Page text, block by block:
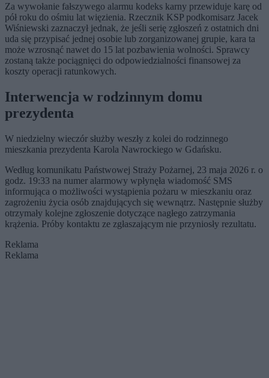
Za wywołanie fałszywego alarmu kodeks karny przewiduje karę od
pół roku do ośmiu lat więzienia. Rzecznik KSP podkomisarz Jacek
Wiśniewski zaznaczył jednak, że jeśli serię zgłoszeń z ostatnich dni
uda się przypisać jednej osobie lub zorganizowanej grupie, kara ta
może wzrosnąć nawet do 15 lat pozbawienia wolności. Sprawcy
zostaną także pociągnięci do odpowiedzialności finansowej za
koszty operacji ratunkowych.
Interwencja w rodzinnym domu
prezydenta
W niedzielny wieczór służby weszły z kolei do rodzinnego
mieszkania prezydenta Karola Nawrockiego w Gdańsku.
Według komunikatu Państwowej Straży Pożarnej, 23 maja 2026 r. o
godz. 19:33 na numer alarmowy wpłynęła wiadomość SMS
informująca o możliwości wystąpienia pożaru w mieszkaniu oraz
zagrożeniu życia osób znajdujących się wewnątrz. Następnie służby
otrzymały kolejne zgłoszenie dotyczące nagłego zatrzymania
krążenia. Próby kontaktu ze zgłaszającym nie przyniosły rezultatu.
Reklama
Reklama